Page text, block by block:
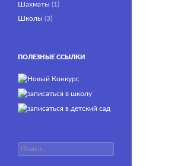
Шахматы (1)
Школы (3)
ПОЛЕЗНЫЕ ССЫЛКИ
Найти: